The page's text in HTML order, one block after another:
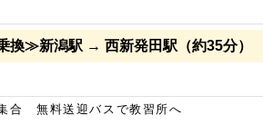
≫新潟駅 → 西新発田駅（約35分）
合 無料送迎バスで教習所へ